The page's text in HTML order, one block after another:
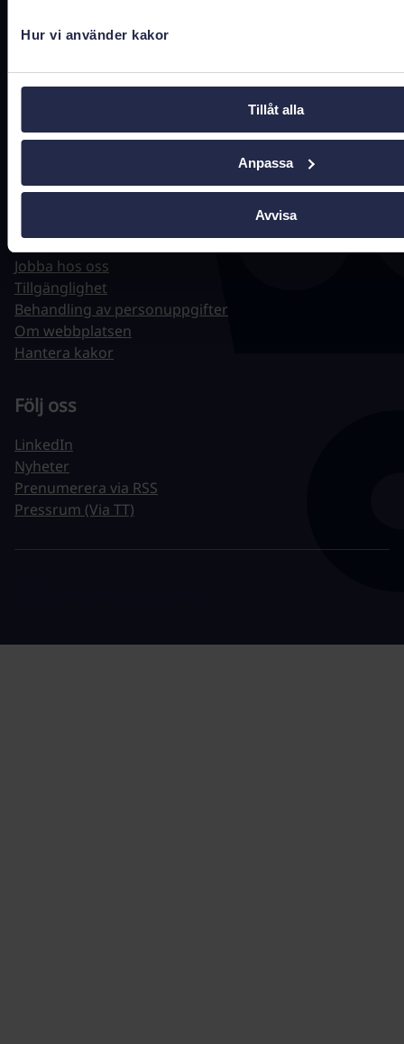
Hur vi använder kakor
Tillåt alla
Anpassa
Avvisa
Tel.010-458 62 00(växel)
Driftstatus
Jobba hos oss
Tillgänglighet
Behandling av personuppgifter
Om webbplatsen
Hantera kakor
Följ oss
LinkedIn
Nyheter
Prenumerera via RSS
Pressrum (Via TT)